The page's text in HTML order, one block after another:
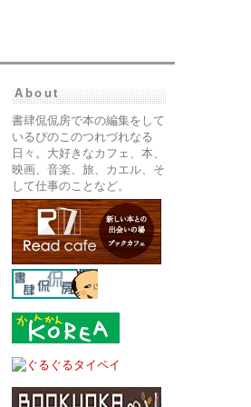
About
書肆侃侃房で本の編集をして
いるぴのこのつれづれなる
日々。大好きなカフェ、本、
映画、音楽、旅、カエル、そ
して仕事のことなど。